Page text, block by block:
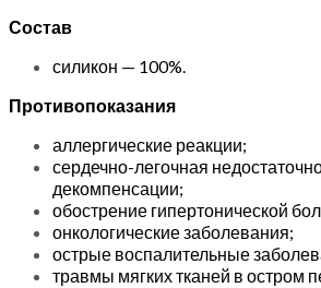
Состав
силикон — 100%.
Противопоказания
аллергические реакции;
сердечно-легочная
декомпенсации;
обострение гипертонической
онкологические заболевания;
острые воспалительные
травмы мягких тканей в остром